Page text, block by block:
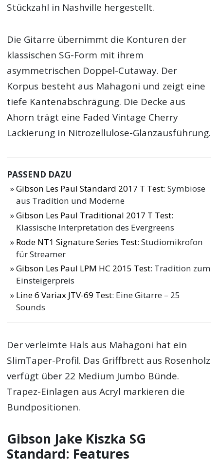
Stückzahl in Nashville hergestellt.
Die Gitarre übernimmt die Konturen der
klassischen SG-Form mit ihrem
asymmetrischen Doppel-Cutaway. Der
Korpus besteht aus Mahagoni und zeigt eine
tiefe Kantenabschrägung. Die Decke aus
Ahorn trägt eine Faded Vintage Cherry
Lackierung in Nitrozellulose-Glanzausführung.
PASSEND DAZU
Gibson Les Paul Standard 2017 T Test: Symbiose
aus Tradition und Moderne
Gibson Les Paul Traditional 2017 T Test:
Klassische Interpretation des Evergreens
Rode NT1 Signature Series Test: Studiomikrofon
für Streamer
Gibson Les Paul LPM HC 2015 Test: Tradition zum
Einsteigerpreis
Line 6 Variax JTV-69 Test: Eine Gitarre – 25
Sounds
Der verleim­te Hals aus Mahagoni hat ein
SlimTaper-Profil. Das Griffbrett aus Rosenholz
verfügt über 22 Medium Jumbo Bünde.
Trapez-Einlagen aus Acryl markieren die
Bundpositionen.
Gibson Jake Kiszka SG
Standard: Features